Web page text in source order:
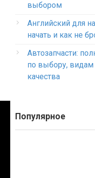
выбором
Английский для
начать и как не
Автозапчасти:
по выбору, видам
качества
Популярное